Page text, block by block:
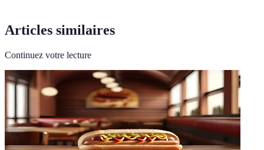
Articles similaires
Continuez votre lecture